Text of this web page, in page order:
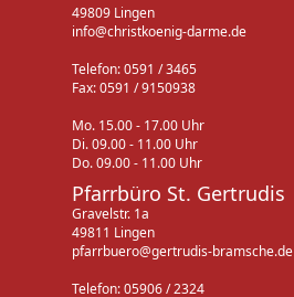
49809 Lingen
info@christkoenig-darme.de
Telefon: 0591 / 3465
Fax: 0591 / 9150938
Mo. 15.00 - 17.00 Uhr
Di. 09.00 - 11.00 Uhr
Do. 09.00 - 11.00 Uhr
Pfarrbüro St. Gertrudis
Gravelstr. 1a
49811 Lingen
pfarrbuero@gertrudis-bramsche.de
Telefon: 05906 / 2324